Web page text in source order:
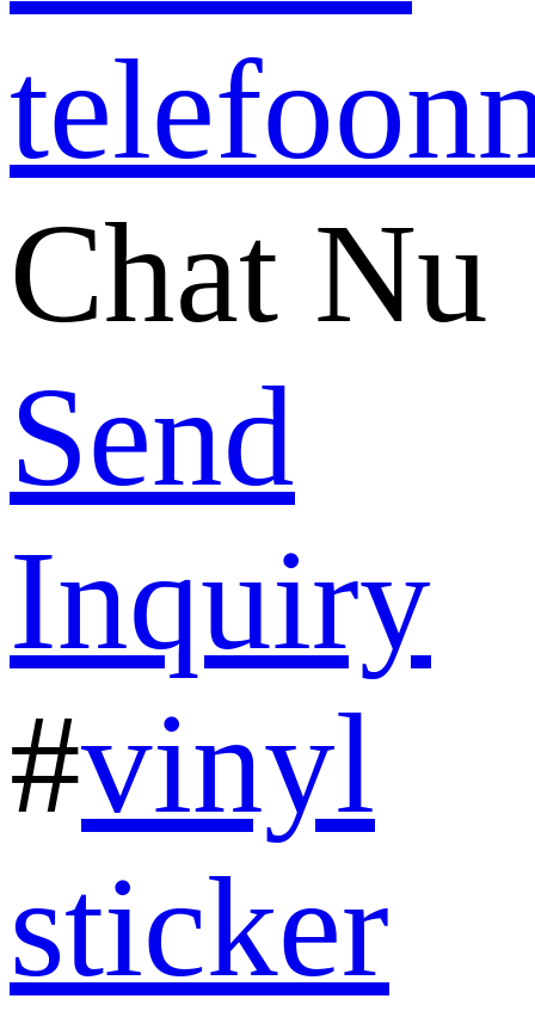
Chat Nu
Send
Inquiry
#vinyl
sticker